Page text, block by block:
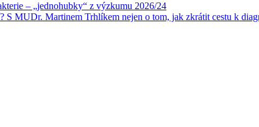
–⁠ „jednohubky“ z výzkumu 2026/24
S MUDr. Martinem Trhlíkem nejen o tom, jak zkrátit cestu k